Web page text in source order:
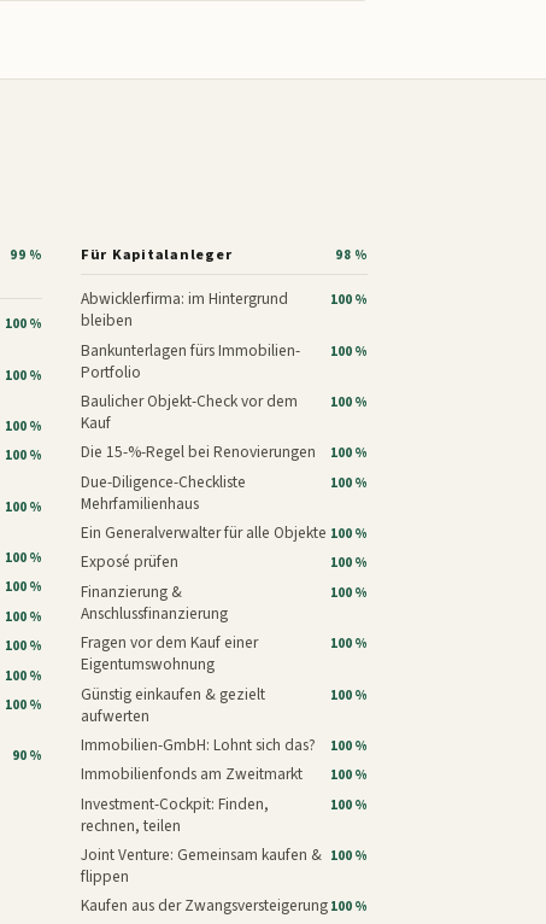
99 %
100 %
100 %
100 %
100 %
100 %
100 %
100 %
100 %
100 %
100 %
100 %
90 %
Für Kapitalanleger 98 %
Abwicklerfirma: im Hintergrund
bleiben
100 %
Bankunterlagen fürs Immobilien-
Portfolio
100 %
Baulicher Objekt-Check vor dem
Kauf
100 %
Die 15-%-Regel bei Renovierungen 100 %
Due-Diligence-Checkliste
Mehrfamilienhaus
100 %
Ein Generalverwalter für alle Objekte 100 %
Exposé prüfen 100 %
Finanzierung &
Anschlussfinanzierung
100 %
Fragen vor dem Kauf einer
Eigentumswohnung
100 %
Günstig einkaufen & gezielt
aufwerten
100 %
Immobilien-GmbH: Lohnt sich das? 100 %
Immobilienfonds am Zweitmarkt 100 %
Investment-Cockpit: Finden,
rechnen, teilen
100 %
Joint Venture: Gemeinsam kaufen &
flippen
100 %
Kaufen aus der Zwangsversteigerung100 %